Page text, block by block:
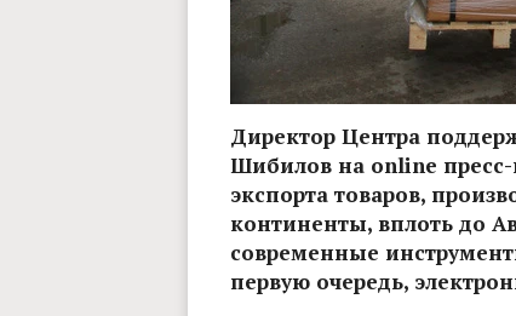
Директор Центра
Шибилов на online пресс-
экспорта товаров,
континенты, вплоть до
современные
первую очередь,